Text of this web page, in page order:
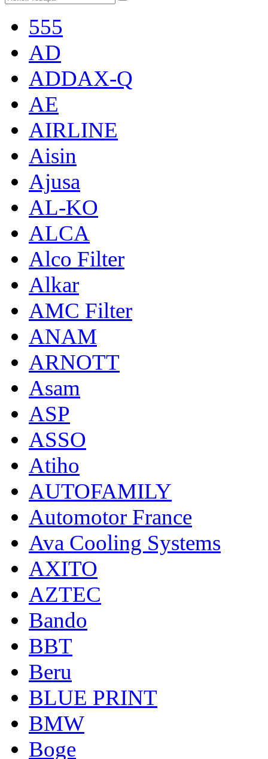
555
AD
ADDAX-Q
AE
AIRLINE
Aisin
Ajusa
AL-KO
ALCA
Alco Filter
Alkar
AMC Filter
ANAM
ARNOTT
Asam
ASP
ASSO
Atiho
AUTOFAMILY
Automotor France
Ava Cooling Systems
AXITO
AZTEC
Bando
BBT
Beru
BLUE PRINT
BMW
Boge